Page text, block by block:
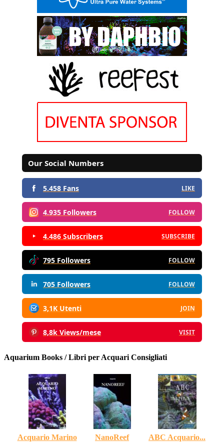
Our Social Numbers
5.458 Fans LIKE
4.935 Followers FOLLOW
4.486 Subscribers SUBSCRIBE
795 Followers FOLLOW
705 Followers FOLLOW
3,1K Utenti JOIN
8,8k Views/mese VISIT
Aquarium Books / Libri per Acquari Consigliati
Acquario Marino NanoReef
ABC Acquario...